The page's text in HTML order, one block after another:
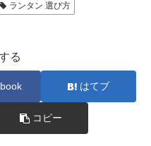
ランタン 選び方
る
はてブ
コピー